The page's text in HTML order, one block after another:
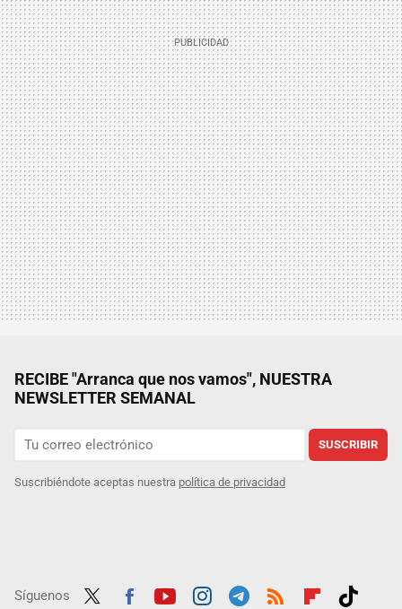
RECIBE "Arranca que nos vamos", NUESTRA
NEWSLETTER SEMANAL
SUSCRIBIR
Suscribiéndote aceptas nuestra política de privacidad
Síguenos